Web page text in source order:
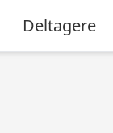
Deltagere